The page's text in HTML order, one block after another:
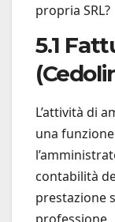
propria SRL?
5.1
L’attività di
una
contabilità
prestazione